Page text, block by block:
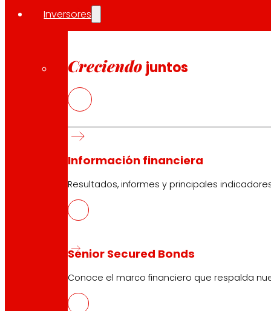
Inversores
Creciendo juntos
Información financiera
Resultados, informes y principales
Senior Secured Bonds
Conoce el marco financiero que respalda